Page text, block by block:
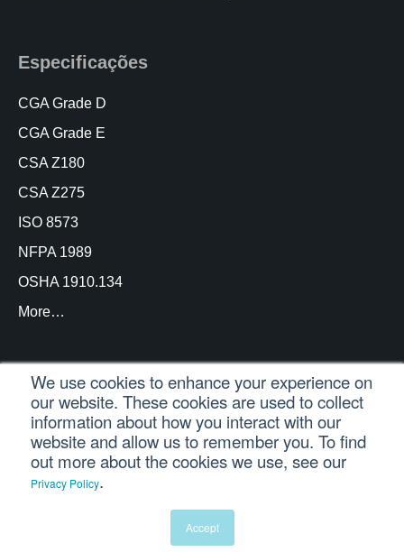
We use cookies to enhance your experience on
our website. These cookies are used to collect
information about how you interact with our
website and allow us to remember you. To find
out more about the cookies we use, see our
Privacy Policy.
Accept
Especificações
CGA Grade D
CGA Grade E
CSA Z180
CSA Z275
ISO 8573
NFPA 1989
OSHA 1910.134
More…
© Copyright Trace Analytics, LLC 2021 |Login do
cliente| Todos os direitos reservados
Español
Espanhol